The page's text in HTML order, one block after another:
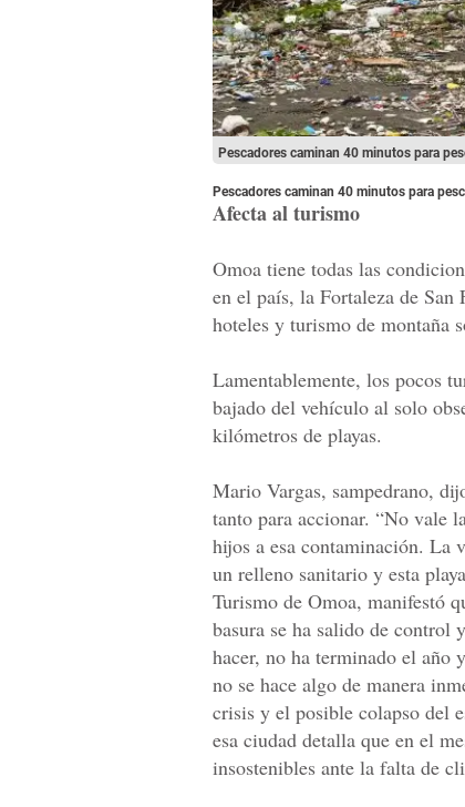
Pescadores caminan 40 minutos para
Pescadores caminan 40 minutos para
Afecta al turismo
Omoa tiene todas las
en el país, la Fortaleza de San
hoteles y turismo de montaña
Lamentablemente, los pocos
bajado del vehículo al solo
kilómetros de playas.
Mario Vargas, sampedrano,
tanto para accionar. “No vale
hijos a esa contaminación. La
un relleno sanitario y esta
Turismo de Omoa, manifestó
basura se ha salido de control
hacer, no ha terminado el año
no se hace algo de manera
crisis y el posible colapso del
esa ciudad detalla que en el
insostenibles ante la falta de